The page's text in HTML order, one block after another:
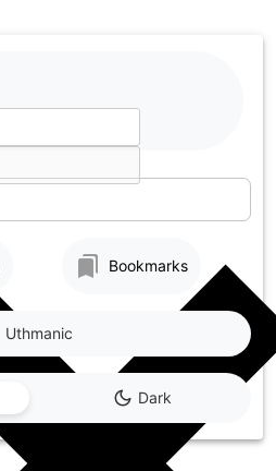
Bookmarks
Dark
Uthmanic